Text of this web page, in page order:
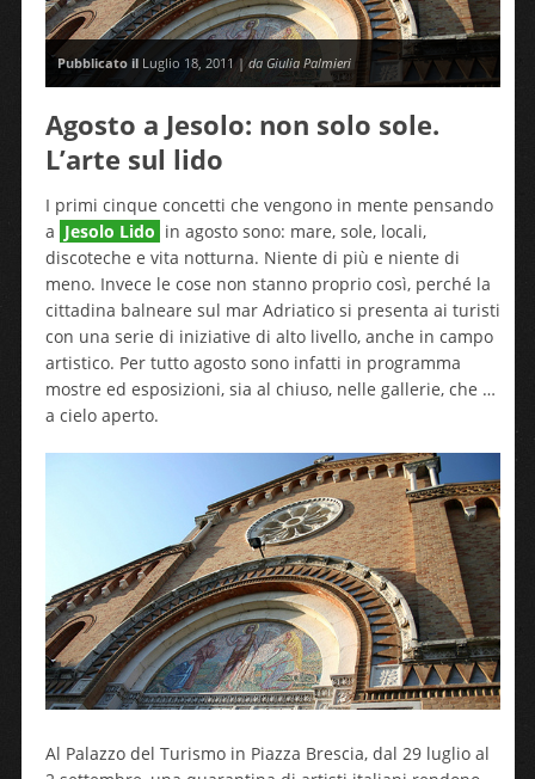
Pubblicato ilLuglio 18, 2011 |da Giulia Palmieri
Agosto a Jesolo: non solo sole.
L’arte sul lido
I primi cinque concetti che vengono in mente pensando
a Jesolo Lido in agosto sono: mare, sole, locali,
discoteche e vita notturna. Niente di più e niente di
meno. Invece le cose non stanno proprio così, perché la
cittadina balneare sul mar Adriatico si presenta ai turisti
con una serie di iniziative di alto livello, anche in campo
artistico. Per tutto agosto sono infatti in programma
mostre ed esposizioni, sia al chiuso, nelle gallerie, che …
a cielo aperto.
Al Palazzo del Turismo in Piazza Brescia, dal 29 luglio al